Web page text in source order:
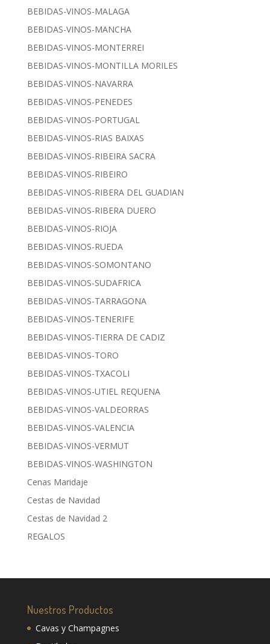
BEBIDAS-VINOS-MALAGA
BEBIDAS-VINOS-MANCHA
BEBIDAS-VINOS-MONTERREI
BEBIDAS-VINOS-MONTILLA MORILES
BEBIDAS-VINOS-NAVARRA
BEBIDAS-VINOS-PENEDES
BEBIDAS-VINOS-PORTUGAL
BEBIDAS-VINOS-RIAS BAIXAS
BEBIDAS-VINOS-RIBEIRA SACRA
BEBIDAS-VINOS-RIBEIRO
BEBIDAS-VINOS-RIBERA DEL GUADIAN
BEBIDAS-VINOS-RIBERA DUERO
BEBIDAS-VINOS-RIOJA
BEBIDAS-VINOS-RUEDA
BEBIDAS-VINOS-SOMONTANO
BEBIDAS-VINOS-SUDAFRICA
BEBIDAS-VINOS-TARRAGONA
BEBIDAS-VINOS-TENERIFE
BEBIDAS-VINOS-TIERRA DE CADIZ
BEBIDAS-VINOS-TORO
BEBIDAS-VINOS-TXACOLI
BEBIDAS-VINOS-UTIEL REQUENA
BEBIDAS-VINOS-VALDEORRAS
BEBIDAS-VINOS-VALENCIA
BEBIDAS-VINOS-VERMUT
BEBIDAS-VINOS-WASHINGTON
Cenas Maridaje
Cestas de Navidad
Cestas de Navidad 2
REGALOS
Nuestros Productos
Cavas y Champagnes